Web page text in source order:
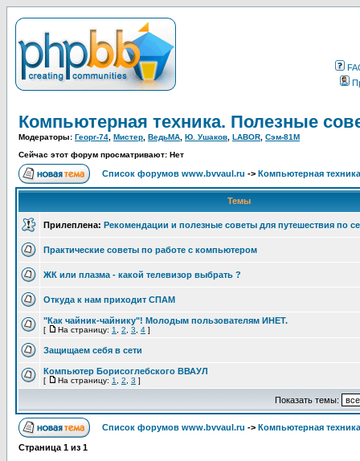
Компьютерная техника. Полезные
Модераторы: Георг-74 Мистер ВедьМА Ю. Ушаков LABOR Сэм-81М
Сейчас этот форум просматривают: Нет
Список форумов www.bvvaul.ru -> Компьютерная
Темы
Прилеплена: Рекомендации и полезные советы для путешествия по
Практические советы по работе с компьютером
ЖК или плазма - какой телевизор выбрать ?
Откуда к нам приходит СПАМ
"Как чайник-чайнику"! Молодым пользователям ИНЕТ.
[ На страницу: 1 2 3 4 ]
Защищаем себя в сети
Компьютер Борисоглебского ВВАУЛ
[ На страницу: 1 2 3 ]
Показать темы:
Список форумов www.bvvaul.ru -> Компьютерная
Страница 1 из 1